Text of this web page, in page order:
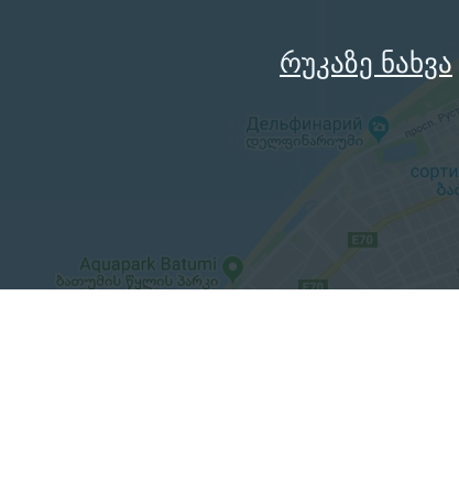
რუკაზე ნახვა